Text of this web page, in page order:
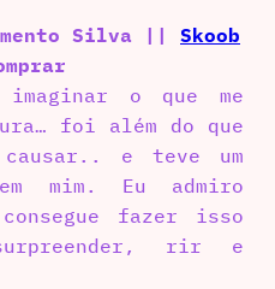
Silva || Skoob
o que me
foi além do que
e teve um
mim. Eu admiro
fazer isso
rir e